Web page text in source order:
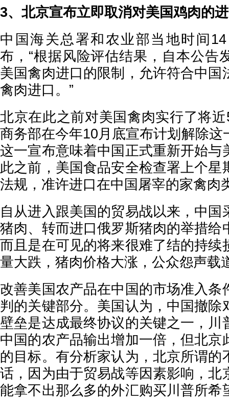
3、北京宣布立即取消对美国鸡肉的
中国海关总署和农业部当地时间
布，“根据风险评估结果，自本公告
美国禽肉进口的限制，允许符合中国
禽肉进口。”
北京在此之前对美国禽肉实行了将
商务部在今年10月底宣布计划解除这
这一宣布意味着中国正式重新开始与
此之前，美国食品安全检查署上个星
法规，准许进口在中国屠宰的家禽肉
自从进入跟美国的贸易战以来，中国
猪肉、转而进口俄罗斯猪肉的举措给
而且是在可见的将来很难了结的持续
量大跌，猪肉价格大涨，公众怨声载
改善美国农产品在中国的市场准入条
判的关键部分。美国认为，中国撤除
壁垒是达成最终协议的关键之一，川
中国的农产品输出增加一倍，但北京
的目标。有分析家认为，北京所谓的
话，因为由于贸易战等因素影响，北
能拿不出那么多的外汇购买川普所希